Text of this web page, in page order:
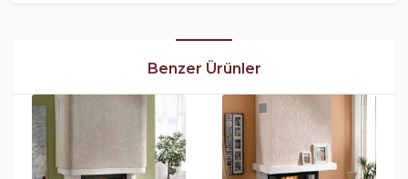
Benzer Ürünler